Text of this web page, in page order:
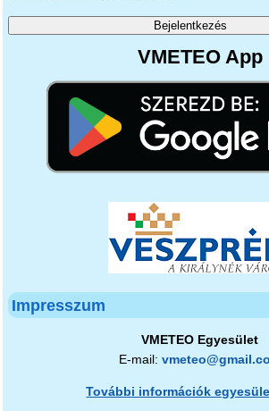
VMETEO App
Impresszum
VMETEO Egyesület
E-mail:
További információk